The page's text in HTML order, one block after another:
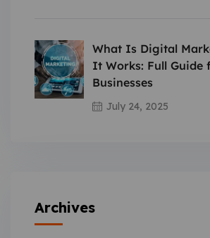
What Is Digital
It Works: Full Guide
Businesses
July 24, 2025
Archives